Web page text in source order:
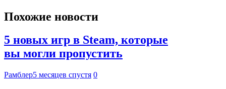
Похожие новости
5 новых игр в Steam, которые
вы могли пропустить
Рамблер5 месяцев спустя 0